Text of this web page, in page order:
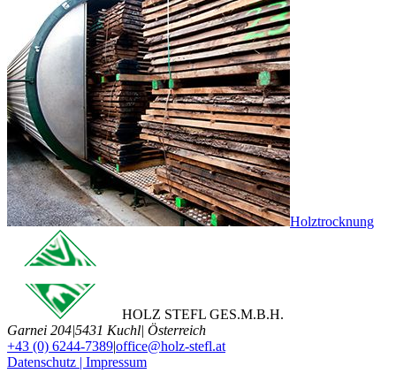
Holztrocknung
HOLZ STEFL GES.M.B.H.
Garnei 204|5431 Kuchl| Österreich
+43 (0) 6244-7389|office@holz-stefl.at
Datenschutz | Impressum